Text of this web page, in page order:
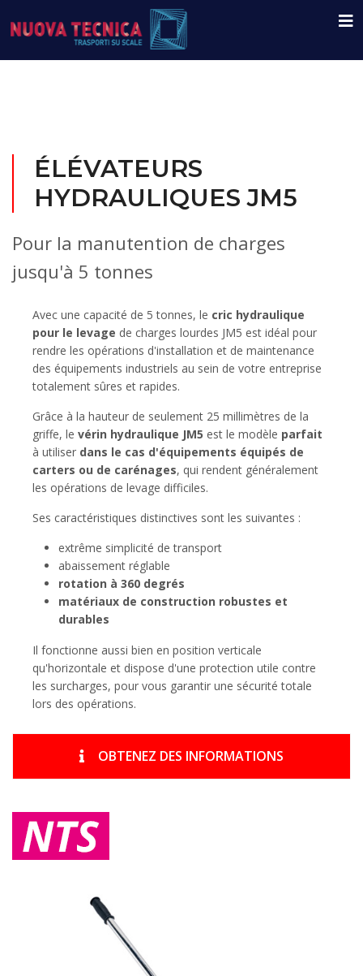
ÉLÉVATEURS
HYDRAULIQUES JM5
Pour la manutention de charges
jusqu'à 5 tonnes
Avec une capacité de 5 tonnes, le cric hydraulique
pour le levage de charges lourdes JM5 est idéal pour
rendre les opérations d'installation et de maintenance
des équipements industriels au sein de votre entreprise
totalement sûres et rapides.
Grâce à la hauteur de seulement 25 millimètres de la
griffe, le vérin hydraulique JM5 est le modèle parfait
à utiliser dans le cas d'équipements équipés de
carters ou de carénages, qui rendent généralement
les opérations de levage difficiles.
Ses caractéristiques distinctives sont les suivantes :
extrême simplicité de transport
abaissement réglable
rotation à 360 degrés
matériaux de construction robustes et
durables
Il fonctionne aussi bien en position verticale
qu'horizontale et dispose d'une protection utile contre
les surcharges, pour vous garantir une sécurité totale
lors des opérations.
OBTENEZ DES INFORMATIONS